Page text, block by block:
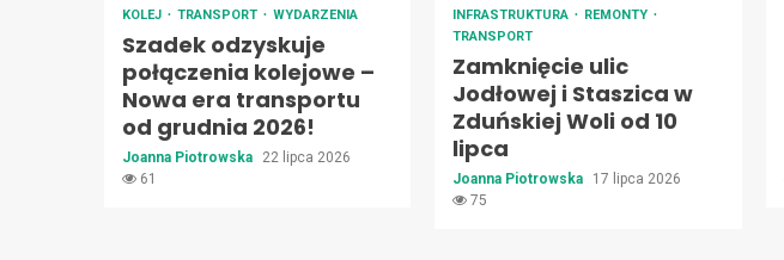
KOLEJ TRANSPORT WYDARZENIA
Szadek odzyskuje
połączenia kolejowe –
Nowa era transportu
od grudnia 2026!
Joanna Piotrowska
22 lipca 2026
61
INFRASTRUKTURA
REMONTY
TRANSPORT
Zamknięcie ulic
Jodłowej i Staszica w
Zduńskiej Woli od 10
lipca
Joanna Piotrowska
17 lipca 2026
75